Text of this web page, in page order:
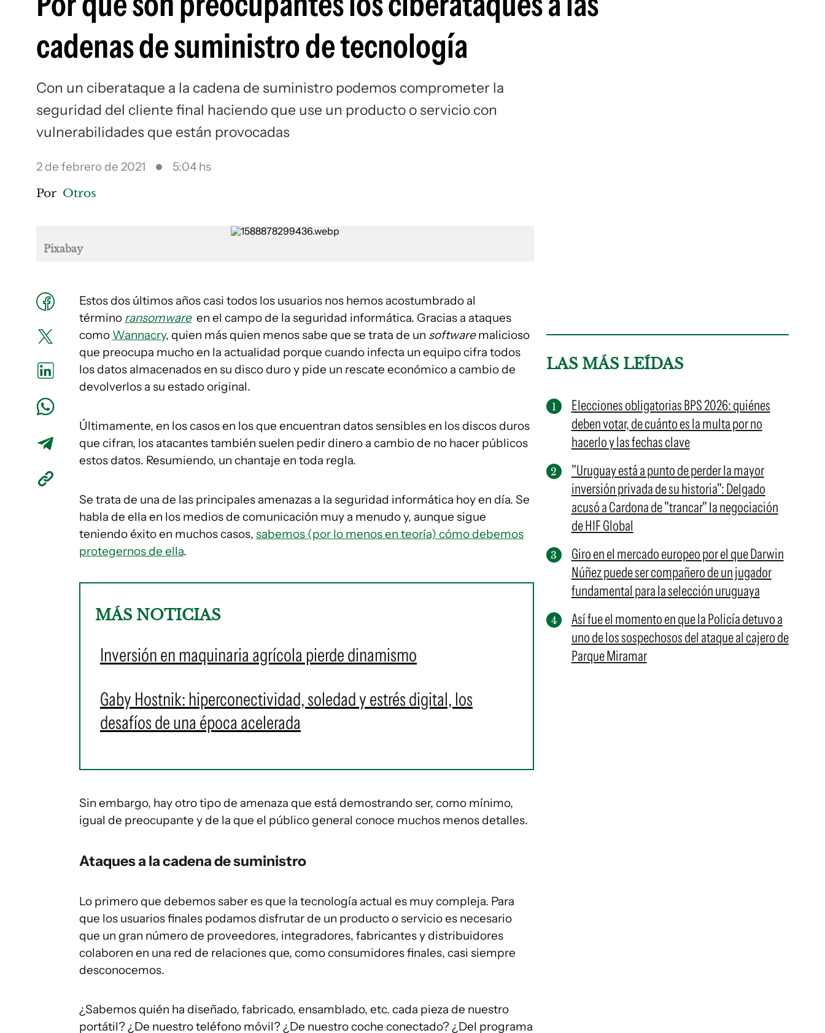
cadenas de suministro de tecnología
Con un ciberataque a la cadena de suministro podemos comprometer la
seguridad del cliente final haciendo que use un producto o servicio con
vulnerabilidades que están provocadas
2 de febrero de 2021 5:04 hs
Por Otros
Pixabay
Estos dos últimos años casi todos los usuarios nos hemos acostumbrado al
término ransomwareen el campo de la seguridad informática. Gracias a ataques
como Wannacry, quien más quien menos sabe que se trata de un softwaremalicioso
que preocupa mucho en la actualidad porque cuando infecta un equipo cifra todos
los datos almacenados en su disco duro y pide un rescate económico a cambio de
devolverlos a su estado original.
Últimamente, en los casos en los que encuentran datos sensibles en los discos duros
que cifran, los atacantes también suelen pedir dinero a cambio de no hacer públicos
estos datos. Resumiendo, un chantaje en toda regla.
Se trata de una de las principales amenazas a la seguridad informática hoy en día. Se
habla de ella en los medios de comunicación muy a menudo y, aunque sigue
teniendo éxito en muchos casos, sabemos (por lo menos en teoría) cómo debemos
protegernos de ella.
MÁS NOTICIAS
Inversión en maquinaria agrícola pierde dinamismo
Gaby Hostnik: hiperconectividad, soledad y estrés digital, los
desafíos de una época acelerada
Sin embargo, hay otro tipo de amenaza que está demostrando ser, como mínimo,
igual de preocupante y de la que el público general conoce muchos menos detalles.
Ataques a la cadena de suministro
Lo primero que debemos saber es que la tecnología actual es muy compleja. Para
que los usuarios finales podamos disfrutar de un producto o servicio es necesario
que un gran número de proveedores, integradores, fabricantes y distribuidores
colaboren en una red de relaciones que, como consumidores finales, casi siempre
desconocemos.
¿Sabemos quién ha diseñado, fabricado, ensamblado, etc. cada pieza de nuestro
portátil? ¿De nuestro teléfono móvil? ¿De nuestro coche conectado? ¿Del programa
LAS MÁS LEÍDAS
Elecciones obligatorias BPS 2026: quiénes
deben votar, de cuánto es la multa por no
hacerlo y las fechas clave
"Uruguay está a punto de perder la mayor
inversión privada de su historia": Delgado
acusó a Cardona de "trancar" la negociación
de HIF Global
Giro en el mercado europeo por el que Darwin
Núñez puede ser compañero de un jugador
fundamental para la selección uruguaya
Así fue el momento en que la Policía detuvo a
uno de los sospechosos del ataque al cajero de
Parque Miramar